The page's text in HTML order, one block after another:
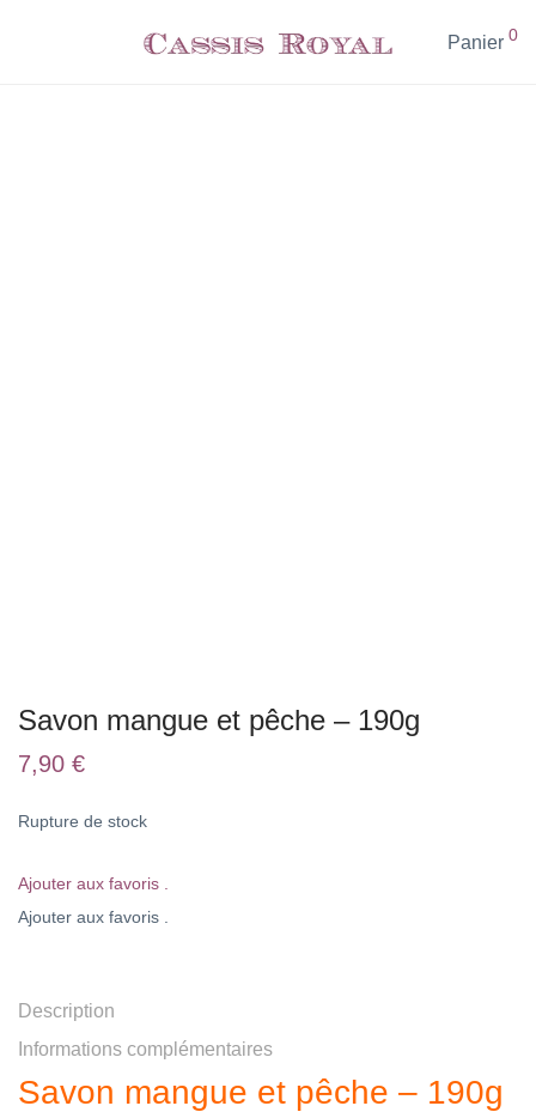
Panier 0
Savon mangue et pêche – 190g
7,90 €
Rupture de stock
Ajouter aux favoris .
Ajouter aux favoris .
Description
Informations complémentaires
Savon mangue et pêche – 190g